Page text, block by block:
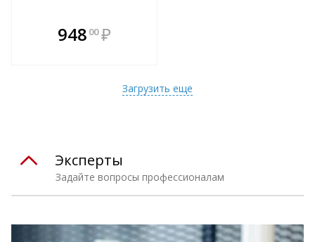
948 00 ₽
Загрузить еще
Задайте вопросы профессионалам
Эксперты